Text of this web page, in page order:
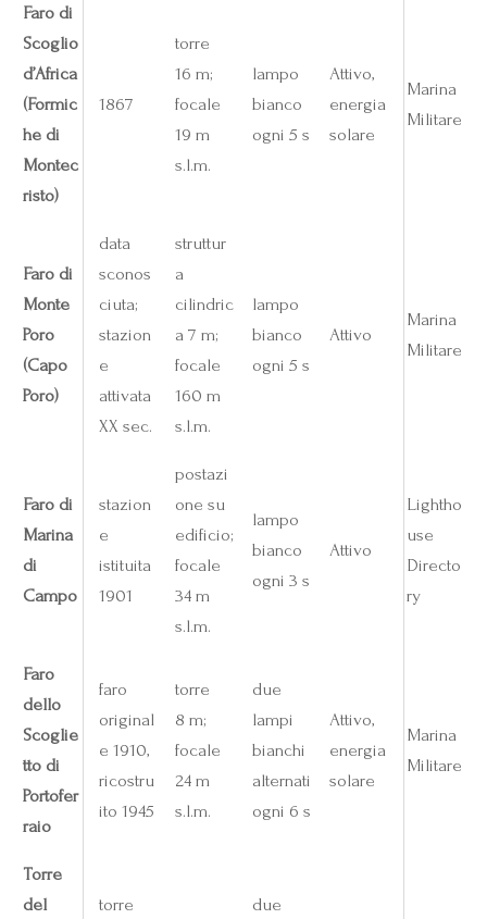
Faro di
Scoglio
d’Africa
(Formic
he di
Montec
risto)
1867
torre
16 m;
focale
19 m
s.l.m.
lampo
bianco
ogni 5 s
Attivo,
energia
solare
Marina
Militare
Faro di
Monte
Poro
(Capo
Poro)
data
sconos
ciuta;
stazion
e
attivata
XX sec.
struttur
a
cilindric
a 7 m;
focale
160 m
s.l.m.
lampo
bianco
ogni 5 s
Attivo
Marina
Militare
Faro di
Marina
di
Campo
stazion
e
istituita
1901
postazi
one su
edificio;
focale
34 m
s.l.m.
lampo
bianco
ogni 3 s
Attivo
Lightho
use
Directo
ry
Faro
dello
Scoglie
tto di
Portofer
raio
faro
original
e 1910,
ricostru
ito 1945
torre
8 m;
focale
24 m
s.l.m.
due
lampi
bianchi
alternati
ogni 6 s
Attivo,
energia
solare
Marina
Militare
Torre
del
torre due